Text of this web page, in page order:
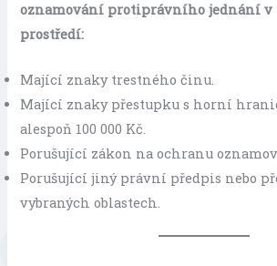
oznamování protiprávního jednání v
prostředí:
Mající znaky trestného činu.
Mající znaky přestupku s horní
alespoň 100 000 Kč.
Porušující zákon na ochranu
Porušující jiný právní předpis nebo
vybraných oblastech.